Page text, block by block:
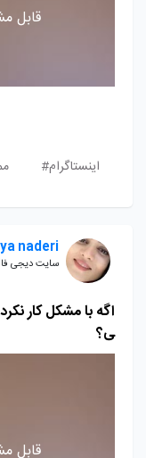
قابل
اینستاگرام#
naderi
سایت دیجی
اگه با مشکل کار
ی؟
قابل